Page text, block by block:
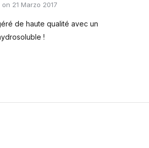
on 21 Marzo 2017
de haute qualité avec un
!